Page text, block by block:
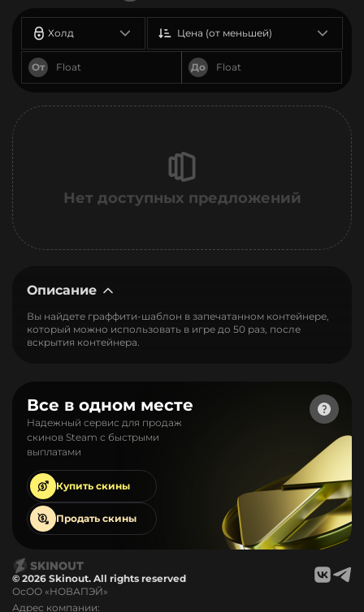
Холд
От До
Цена (от меньшей)
Нет доступных предложений
Описание
Вы найдете граффити-шаблон в запечатанном контейнере,
который можно использовать в игре до 50 раз, после
вскрытия контейнера.
Все в одном месте
Надежный сервис для продаж
скинов Steam с быстрыми
выплатами
Купить скины
Продать скины
© 2026 Skinout. All rights reserved
ОсОО «НОВАПЭЙ»
Адрес компании: